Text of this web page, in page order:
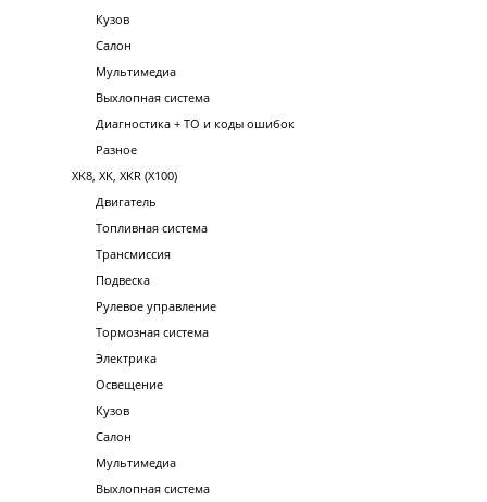
Кузов
Салон
Мультимедиа
Выхлопная система
Диагностика + ТО и коды ошибок
Разное
XK8, XK, XKR (X100)
Двигатель
Топливная система
Трансмиссия
Подвеска
Рулевое управление
Тормозная система
Электрика
Освещение
Кузов
Салон
Мультимедиа
Выхлопная система